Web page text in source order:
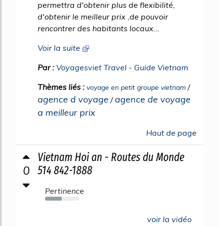
permettra d'obtenir plus de flexibilité,
d'obtenir le meilleur prix ,de pouvoir
rencontrer des habitants locaux...
Voir la suite
Par : Voyagesviet Travel - Guide Vietnam
Thèmes liés : voyage en petit groupe vietnam /
agence d voyage /agence de voyage
a meilleur prix
Haut de page
0
Vietnam Hoi an - Routes du Monde
514 842-1888
Pertinence
48%
voir la vidéo